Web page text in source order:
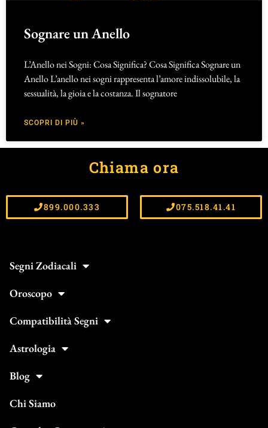
Sognare un Anello
L’Anello nei Sogni: Cosa Significa? Cosa Significa Sognare un
Anello L’anello nei sogni rappresenta l’amore indissolubile, la
sessualità, la gioia e la costanza. Il sognatore
SCOPRI DI PIÙ »
Chiama ora
899.000.333 075.518.41.41
Segni Zodiacali
Oroscopo
Compatibilità Segni
Astrologia
Blog
Chi Siamo